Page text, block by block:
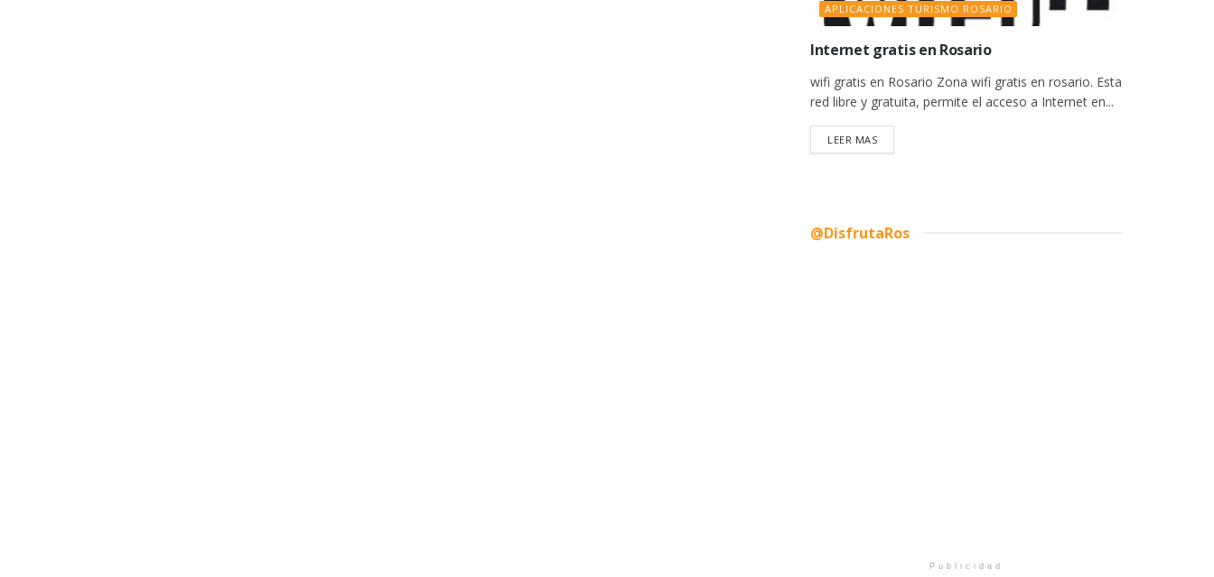
APLICACIONES TURISMO ROSARIO
Internet gratis en Rosario
wifi gratis en Rosario Zona wifi gratis en rosario. Esta
red libre y gratuita, permite el acceso a Internet en...
LEER MASDETAILS
@DisfrutaRos
Publicidad